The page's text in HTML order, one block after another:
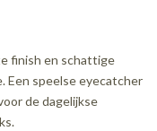
finish en schattige
Een speelse eyecatcher
de dagelijkse